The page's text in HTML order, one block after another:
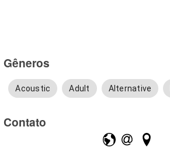
Gêneros
Acoustic Adult Alternative
Contato